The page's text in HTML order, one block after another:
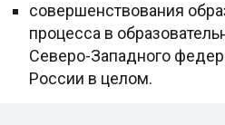
совершенствования
процесса в
Северо-Западного
России в целом.